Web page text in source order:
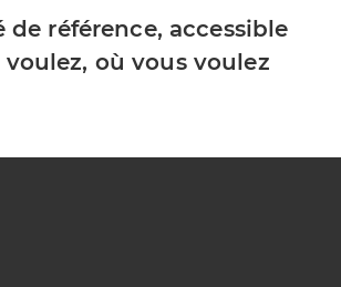
de référence, accessible
où vous voulez